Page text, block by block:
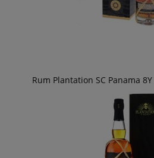
Rum Plantation SC Panama